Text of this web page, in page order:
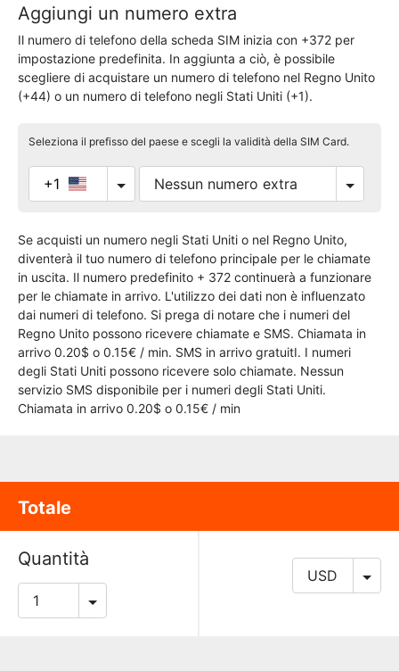
Aggiungi un numero extra
Il numero di telefono della scheda SIM inizia con +372 per
impostazione predefinita. In aggiunta a ciò, è possibile
scegliere di acquistare un numero di telefono nel Regno Unito
(+44) o un numero di telefono negli Stati Uniti (+1).
Seleziona il prefisso del paese e scegli la validità della SIM Card.
+1
Se acquisti un numero negli Stati Uniti o nel Regno Unito,
diventerà il tuo numero di telefono principale per le chiamate
in uscita. Il numero predefinito + 372 continuerà a funzionare
per le chiamate in arrivo. L'utilizzo dei dati non è influenzato
dai numeri di telefono. Si prega di notare che i numeri del
Regno Unito possono ricevere chiamate e SMS. Chiamata in
arrivo 0.20$ o 0.15€ / min. SMS in arrivo gratuitI. I numeri
degli Stati Uniti possono ricevere solo chiamate. Nessun
servizio SMS disponibile per i numeri degli Stati Uniti.
Chiamata in arrivo 0.20$ o 0.15€ / min
Totale
Quantità